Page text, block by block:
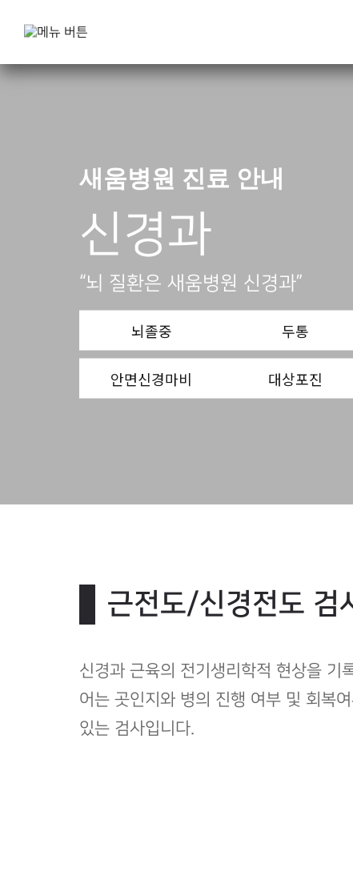
새움병원 진료 안내
신경과
“뇌 질환은 새움병원 신경과”
뇌졸중 두통
안면신경마비 대상포진
근전도/신경전도 검
신경과 근육의 전기생리학적 현상을 기
어는 곳인지와 병의 진행 여부 및 회복
있는 검사입니다.